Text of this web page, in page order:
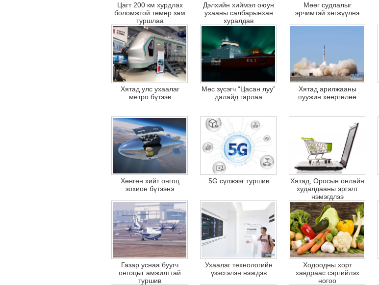
Цагт 200 км хурдлах
боломжтой төмөр зам
туршлаа
Дэлхийн хиймэл оюун
ухааны салбарынхан
хуралдав
Мөөг судлалыг
эрчимтэй хөгжүүлнэ
Хятад улс ухаалаг
метро бүтээв
Мөс зүсэгч “Цасан луу”
далайд гарлаа
Хятад арилжааны
пуужин хөөргөлөө
Хөнгөн хийт онгоц
зохион бүтээнэ
5G сүлжээг туршив
Хятад, Оросын онлайн
худалдааны эргэлт
нэмэгдлээ
Газар уснаа буугч
онгоцыг амжилттай
туршив
Ухаалаг технологийн
үзэсгэлэн нээгдэв
Ходоодны хорт
хавдраас сэргийлэх
ногоо